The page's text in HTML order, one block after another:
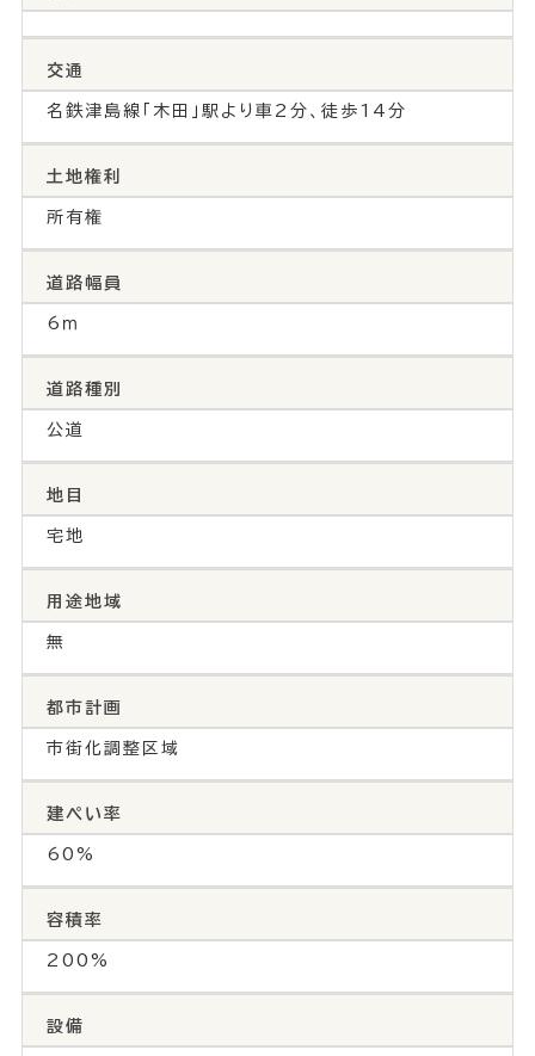
交通
名鉄津島線「木田」駅より車2分、徒歩14分
土地権利
所有権
道路幅員
6ｍ
道路種別
公道
地目
宅地
用途地域
無
都市計画
市街化調整区域
建ぺい率
60%
容積率
200%
設備